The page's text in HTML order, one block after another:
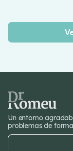
Un entorno
problemas de